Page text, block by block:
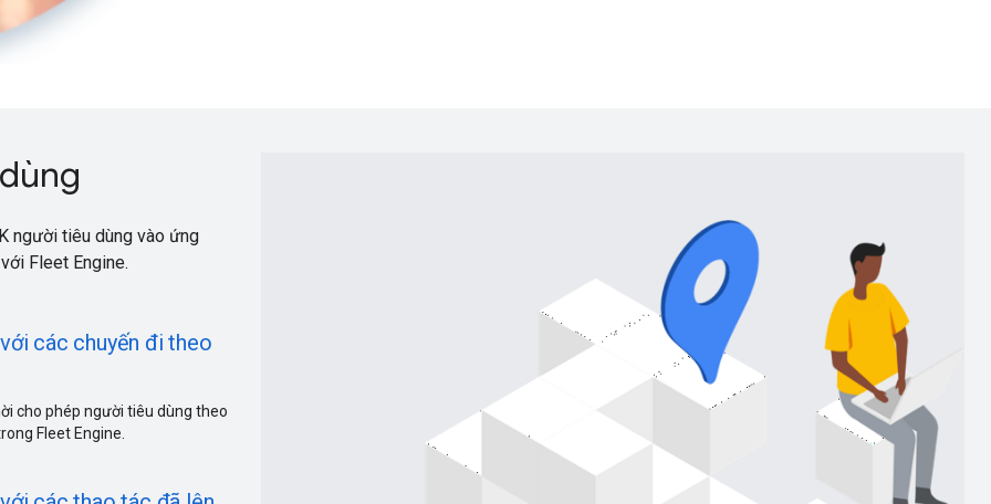
người tiêu dùng vào ứng
Fleet Engine.
các chuyến đi theo
cho phép người tiêu dùng theo
Fleet Engine.